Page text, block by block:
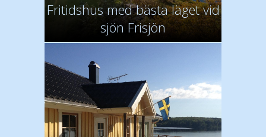
Fritidshus med bästa läget vid
sjön Frisjön